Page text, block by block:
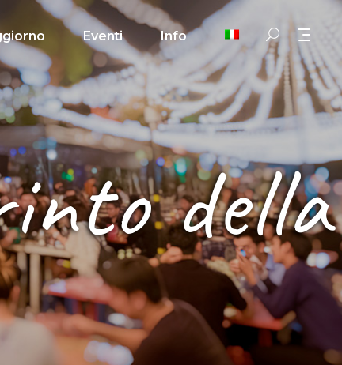
Eventi Info
della